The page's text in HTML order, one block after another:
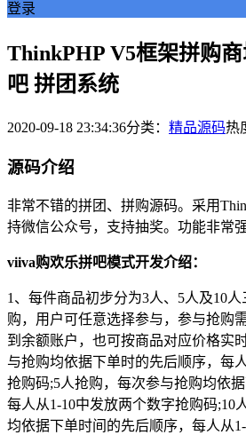
登录
ThinkPHP V5框架拼购
吧 拼团系统
2020-09-18 23:34:36分类： 精品源码热
源码介绍
非常不错的拼团、拼购源码。采用
持微信公众号，支持抽奖。功能非常强
viiva购欢乐拼吧模式开发介绍：
1、每件商品初步分为3人、5人及10
购，用户可任意选择参与，参与抢购
到余额账户，也可按商品对应价格实
与抢购均依据下单时的先后顺序，每
抢购码;5人抢购，每次参与抢购均依
每人从1-10中发放两个数字抢购码;10
均依据下单时间的先后顺序，每人从